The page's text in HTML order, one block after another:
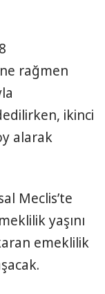
rağmen
ikinci
alarak
Meclis’te
yaşını
emeklilik